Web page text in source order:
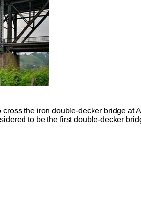
the iron double-decker bridge at
to be the first double-decker